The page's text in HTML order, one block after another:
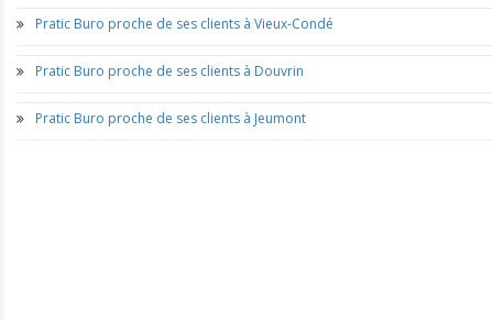
Pratic Buro proche de ses clients à Vieux-Condé
Pratic Buro proche de ses clients à Douvrin
Pratic Buro proche de ses clients à Jeumont